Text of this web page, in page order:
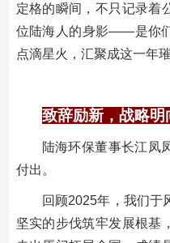
定格的瞬间，不只记录着
位陆海人的身影——是你
点滴星火，汇聚成这一年
致辞励新，战略明
陆海环保董事长江凤
付出。
回顾2025年，我们于
坚实的步伐筑牢发展根基